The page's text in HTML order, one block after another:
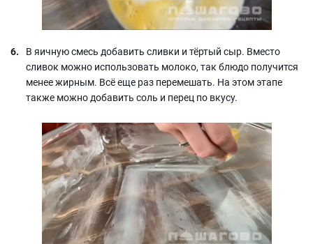
В яичную смесь добавить сливки и тёртый сыр. Вместо
сливок можно использовать молоко, так блюдо получится
менее жирным. Всё еще раз перемешать. На этом этапе
также можно добавить соль и перец по вкусу.